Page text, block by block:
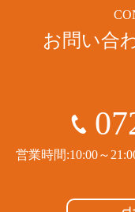
お問い合
営業時間:10:00～